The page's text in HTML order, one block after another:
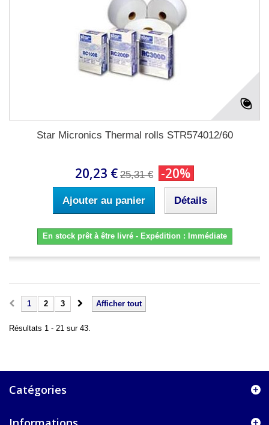
Star Micronics Thermal rolls STR574012/60
20,23 € 25,31 € -20%
Ajouter au panier Détails
En stock prêt à être livré - Expédition : Immédiate
Afficher tout
1 2 3
Résultats 1 - 21 sur 43.
Catégories